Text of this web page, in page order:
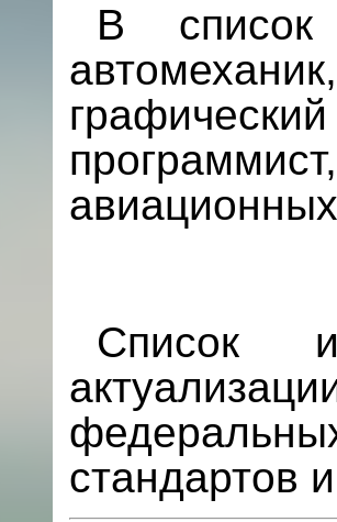
В список
Список
стандартов